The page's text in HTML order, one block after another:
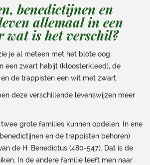
benedictijnen en
allemaal in een
is het verschil?
je al meteen met het blote oog:
een zwart habijt (kloosterkleed), de
de trappisten een wit met zwart.
deze verschillende levenswijzen meer
grote families kunnen opdelen. In ene
en de trappisten behoren)
de H. Benedictus (480-547). Dat is de
In de andere familie leeft men naar